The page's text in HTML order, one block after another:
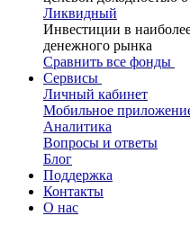
Ликвидный
Инвестиции в
денежного рынка
Сравнить все фонды
Сервисы
Личный кабинет
Мобильное
Аналитика
Вопросы и ответы
Блог
Поддержка
Контакты
О нас